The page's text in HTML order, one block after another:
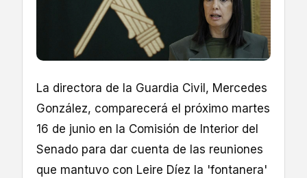
La directora de la Guardia Civil, Mercedes
González, comparecerá el próximo martes
16 de junio en la Comisión de Interior del
Senado para dar cuenta de las reuniones
que mantuvo con Leire Díez la 'fontanera'